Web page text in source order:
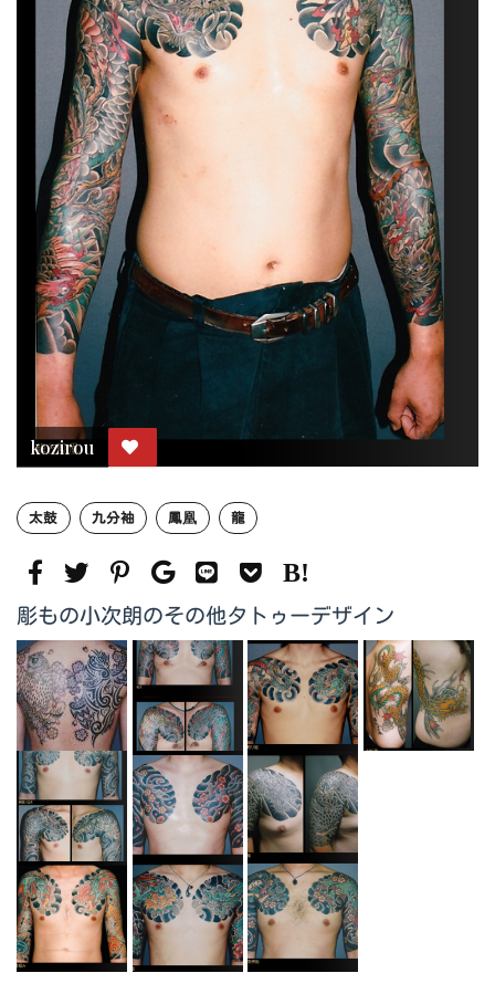
kozirou
太鼓 九分袖 鳳凰 龍
彫もの小次朗のその他タトゥーデザイン